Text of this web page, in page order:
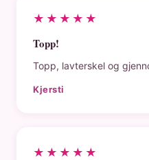
★★★★★
Topp!
Topp, lavterskel og
Kjersti
★★★★★